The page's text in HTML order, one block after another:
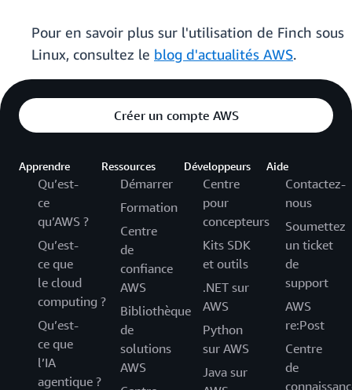
Pour en savoir plus sur l'utilisation de Finch sous
Linux, consultez le blog d'actualités AWS.
Créer un compte AWS
Apprendre
Qu’est-
ce
qu’AWS ?
Qu’est-
ce que
le cloud
computing ?
Qu’est-
ce que
l’IA
agentique ?
Ressources
Démarrer
Formation
Centre
de
confiance
AWS
Bibliothèque
de
solutions
AWS
Développeurs
Centre
pour
concepteurs
Kits SDK
et outils
.NET sur
AWS
Python
sur AWS
Java sur
Aide
Contactez-
nous
Soumettez
un ticket
de
support
AWS
re:Post
Centre
de